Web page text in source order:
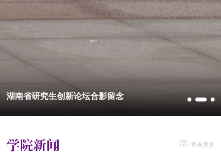
湖南省研究生创新论坛合影留念
学院新闻 查看更多